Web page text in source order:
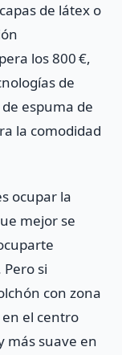
de látex o
los 800 €,
de
espuma de
la comodidad
ocupar la
mejor se
si
con zona
el centro
más suave en